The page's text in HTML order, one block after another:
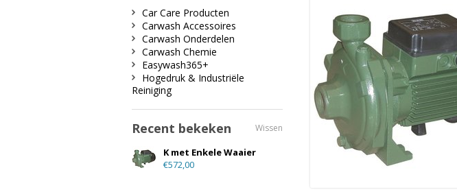
Car Care Producten
Carwash Accessoires
Carwash Onderdelen
Carwash Chemie
Easywash365+
Hogedruk & Industriële
Reiniging
Recent bekeken Wissen
K met Enkele Waaier
€572,00